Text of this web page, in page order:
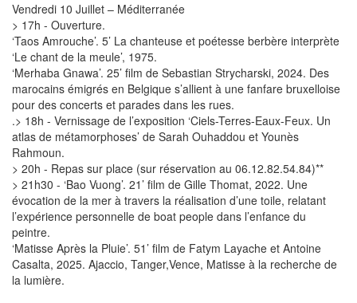
Vendredi 10 Juillet – Méditerranée
> 17h - Ouverture.
‘Taos Amrouche’. 5’ La chanteuse et poétesse berbère interprète
‘Le chant de la meule’, 1975.
‘Merhaba Gnawa’. 25’ film de Sebastian Strycharski, 2024. Des
marocains émigrés en Belgique s’allient à une fanfare bruxelloise
pour des concerts et parades dans les rues.
.> 18h - Vernissage de l’exposition ‘Ciels-Terres-Eaux-Feux. Un
atlas de métamorphoses’ de Sarah Ouhaddou et Younès
Rahmoun.
> 20h - Repas sur place (sur réservation au 06.12.82.54.84)**
> 21h30 - ‘Bao Vuong’. 21’ film de Gille Thomat, 2022. Une
évocation de la mer à travers la réalisation d’une toile, relatant
l’expérience personnelle de boat people dans l’enfance du
peintre.
‘Matisse Après la Pluie’. 51’ film de Fatym Layache et Antoine
Casalta, 2025. Ajaccio, Tanger,Vence, Matisse à la recherche de
la lumière.